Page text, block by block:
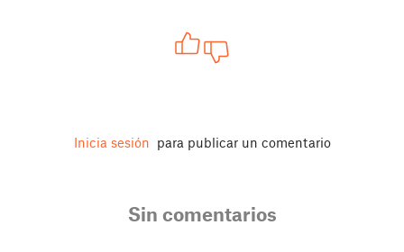
Inicia sesión para publicar un comentario
Sin comentarios